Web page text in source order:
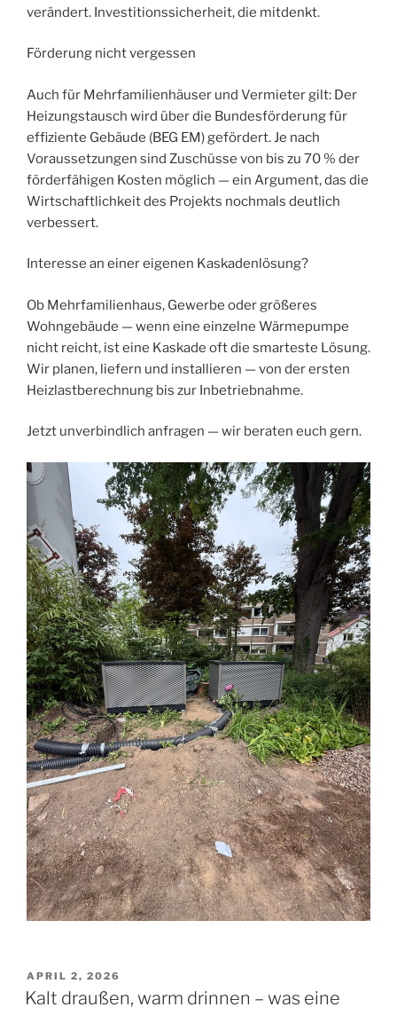
verändert. Investitionssicherheit, die mitdenkt.
Förderung nicht vergessen
Auch für Mehrfamilienhäuser und Vermieter gilt: Der
Heizungstausch wird über die Bundesförderung für
effiziente Gebäude (BEG EM) gefördert. Je nach
Voraussetzungen sind Zuschüsse von bis zu 70 % der
förderfähigen Kosten möglich — ein Argument, das die
Wirtschaftlichkeit des Projekts nochmals deutlich
verbessert.
Interesse an einer eigenen Kaskadenlösung?
Ob Mehrfamilienhaus, Gewerbe oder größeres
Wohngebäude — wenn eine einzelne Wärmepumpe
nicht reicht, ist eine Kaskade oft die smarteste Lösung.
Wir planen, liefern und installieren — von der ersten
Heizlastberechnung bis zur Inbetriebnahme.
Jetzt unverbindlich anfragen — wir beraten euch gern.
VERÖFFENTLICHT
AM
APRIL 2, 2026
Kalt draußen, warm drinnen – was eine